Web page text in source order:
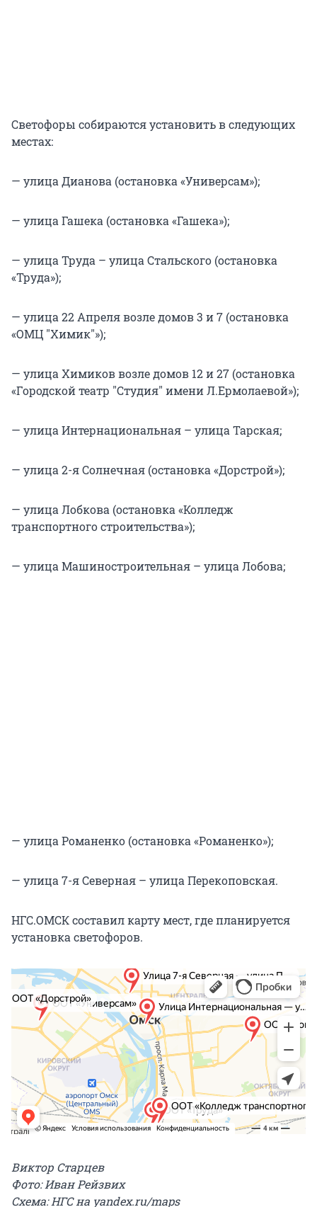
Светофоры собираются установить в следующих
местах:
— улица Дианова (остановка «Универсам»);
— улица Гашека (остановка «Гашека»);
— улица Труда – улица Стальского (остановка
«Труда»);
— улица 22 Апреля возле домов 3 и 7 (остановка
«ОМЦ "Химик"»);
— улица Химиков возле домов 12 и 27 (остановка
«Городской театр "Студия" имени Л.Ермолаевой»);
— улица Интернациональная – улица Тарская;
— улица 2-я Солнечная (остановка «Дорстрой»);
— улица Лобкова (остановка «Колледж
транспортного строительства»);
— улица Машиностроительная – улица Лобова;
— улица Романенко (остановка «Романенко»);
— улица 7-я Северная – улица Перекоповская.
НГС.ОМСК составил карту мест, где планируется
установка светофоров.
Виктор Старцев
Фото: Иван Рейзвих
Схема: НГС на yandex.ru/maps